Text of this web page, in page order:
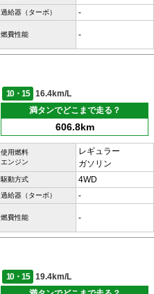
過給器（ターボ） -
燃費性能 -
10・15
16.4km/L
満タンでどこまで走る？
606.8km
使用燃料
エンジン
レギュラー
ガソリン
駆動方式 4WD
過給器（ターボ） -
燃費性能 -
10・15
19.4km/L